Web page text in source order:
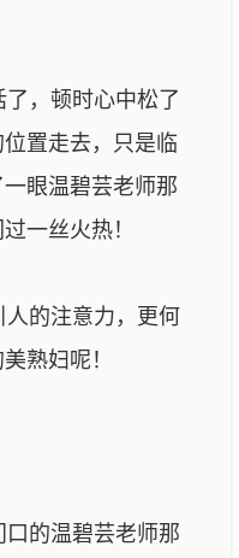
，顿时心中松了
置走去，只是临
眼温碧芸老师那
一丝火热！
的注意力，更何
熟妇呢！
的温碧芸老师那